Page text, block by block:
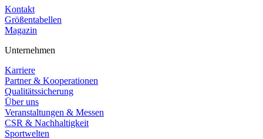
Kontakt
Größentabellen
Magazin
Unternehmen
Karriere
Partner & Kooperationen
Qualitätssicherung
Über uns
Veranstaltungen & Messen
CSR & Nachhaltigkeit
Sportwelten